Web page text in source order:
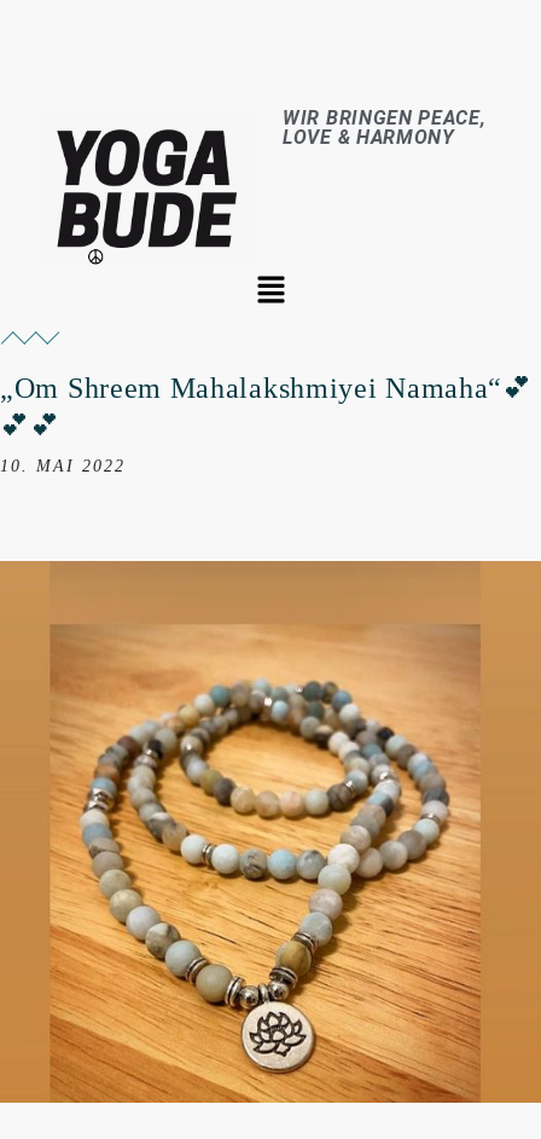
WIR BRINGEN PEACE,
LOVE & HARMONY
„Om Shreem Mahalakshmiyei Namaha“💕
💕💕
10. MAI 2022